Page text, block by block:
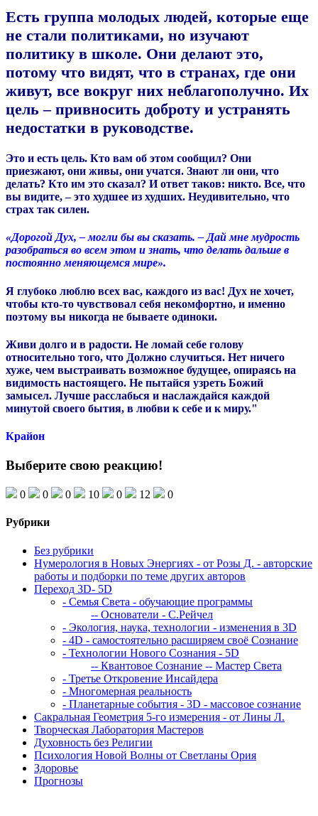
Есть группа молодых людей, которые еще
не стали политиками, но изучают
политику в школе. Они делают это,
потому что видят, что в странах, где они
живут, все вокруг них неблагополучно. Их
цель – привносить доброту и устранять
недостатки в руководстве.
Это и есть цель. Кто вам об этом сообщил? Они
приезжают, они живы, они учатся. Знают ли они, что
делать? Кто им это сказал? И ответ таков: никто. Все, что
вы видите, – это худшее из худших. Неудивительно, что
страх так силен.
«Дорогой Дух, – могли бы вы сказать. – Дай мне мудрость
разобраться во всем этом и знать, что делать дальше в
постоянно меняющемся мире».
Я глубоко люблю всех вас, каждого из вас! Дух не хочет,
чтобы кто-то чувствовал себя некомфортно, и именно
поэтому вы никогда не бываете одиноки.
Живи долго и в радости. Не ломай себе голову
относительно того, что Должно случиться. Нет ничего
хуже, чем выстраивать возможное будущее, опираясь на
видимость настоящего. Не пытайся узреть Божий
замысел. Лучше расслабься и наслаждайся каждой
минутой своего бытия, в любви к себе и к миру."
Крайон
Выберите свою реакцию!
0 0 0 10 0 12 0
Рубрики
Без рубрики
Нумерология в Новых Энергиях - от Розы Д. - авторские
работы и подборки по теме других авторов
Переход 3D- 5D
- Семья Света - обучающие программы
-- Основатели - С.Рейчел
- Экология, наука, технологии - изменения в 3D
- 4D - самостоятельно расширяем своё Сознание
- Технологии Нового Сознания - 5D
-- Квантовое Сознание -- Мастер Света
- Третье Откровение Инсайдера
- Многомерная реальность
- Планетарные события - 3D - массовое сознание
Сакральная Геометрия 5-го измерения - от Лины Л.
Творческая Лаборатория Мастеров
Духовность без Религии
Психология Новой Волны от Светланы Ория
Здоровье
Прогнозы